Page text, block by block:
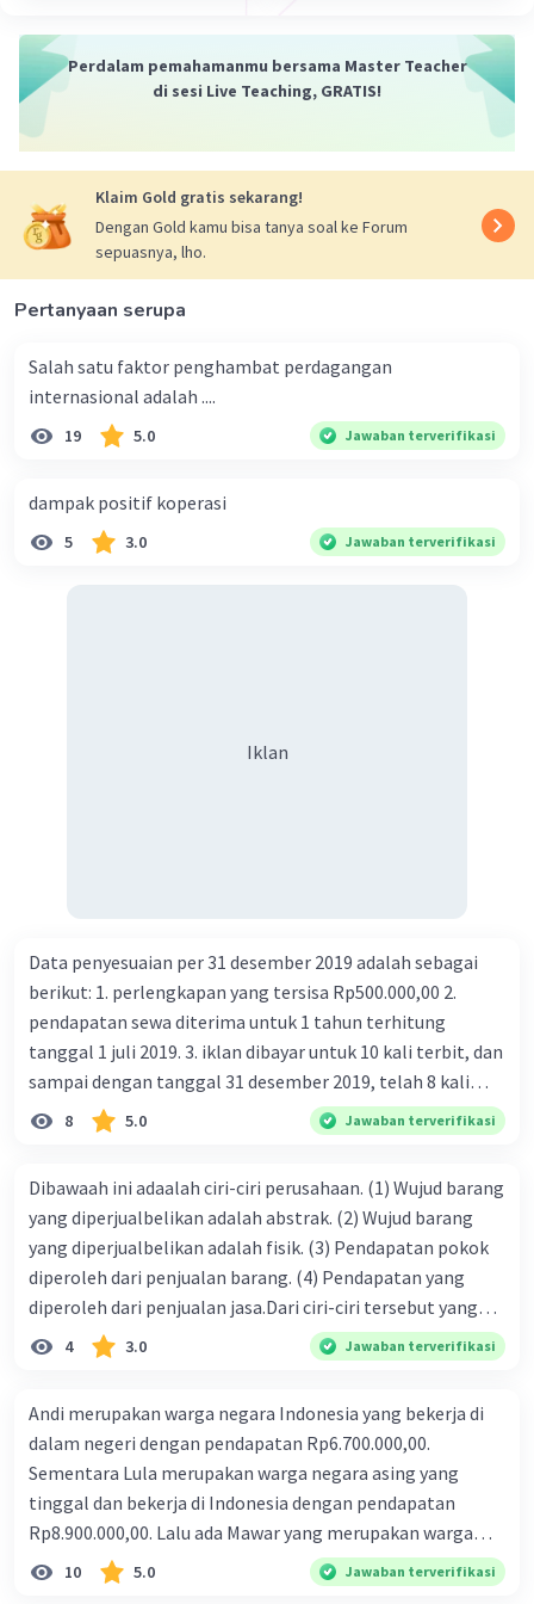
Perdalam pemahamanmu bersama Master Teacher
di sesi Live Teaching, GRATIS!
Klaim Gold gratis sekarang!
Dengan Gold kamu bisa tanya soal ke Forum
sepuasnya, lho.
Pertanyaan serupa
Salah satu faktor penghambat perdagangan
internasional adalah ....
19 5.0 Jawaban terverifikasi
dampak positif koperasi
5 3.0 Jawaban terverifikasi
Iklan
Data penyesuaian per 31 desember 2019 adalah sebagai
berikut: 1. perlengkapan yang tersisa Rp500.000,00 2.
pendapatan sewa diterima untuk 1 tahun terhitung
tanggal 1 juli 2019. 3. iklan dibayar untuk 10 kali terbit, dan
sampai dengan tanggal 31 desember 2019, telah 8 kali
terbit. 4. gaji terutang untuk periode berjalan sebesar
Rp800.000,00 dari data di atas, pencatatan jurnal pembalik
8 5.0 Jawaban terverifikasi
Dibawaah ini adaalah ciri-ciri perusahaan. (1) Wujud barang
yang diperjualbelikan adalah abstrak. (2) Wujud barang
yang diperjualbelikan adalah fisik. (3) Pendapatan pokok
diperoleh dari penjualan barang. (4) Pendapatan yang
diperoleh dari penjualan jasa.Dari ciri-ciri tersebut yang
merupakan ciri dari perusahaan dagang ditunjukan pada
nomor…. a. 1 dan 3 b. 3 dan 4 c. 2 dan 3 d. 1 dan 2 e. 2 dan 4
4 3.0 Jawaban terverifikasi
Andi merupakan warga negara Indonesia yang bekerja di
dalam negeri dengan pendapatan Rp6.700.000,00.
Sementara Lula merupakan warga negara asing yang
tinggal dan bekerja di Indonesia dengan pendapatan
Rp8.900.000,00. Lalu ada Mawar yang merupakan warga
negara Indonesia yang tinggal dan bekerja di luar negeri
dengan pendapatan Rp11.000.000,00. Hitunglah PNB
10 5.0 Jawaban terverifikasi